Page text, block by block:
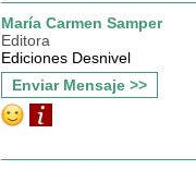
María Carmen Samper
Editora
Ediciones Desnivel
Enviar Mensaje >>